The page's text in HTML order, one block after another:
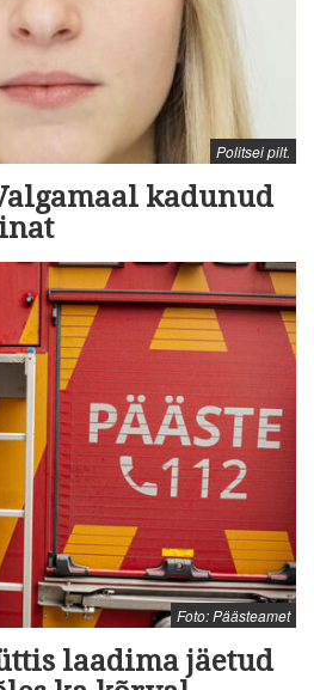
Politsei pilt.
kadunud
Foto: Päästeamet
laadima jäetud